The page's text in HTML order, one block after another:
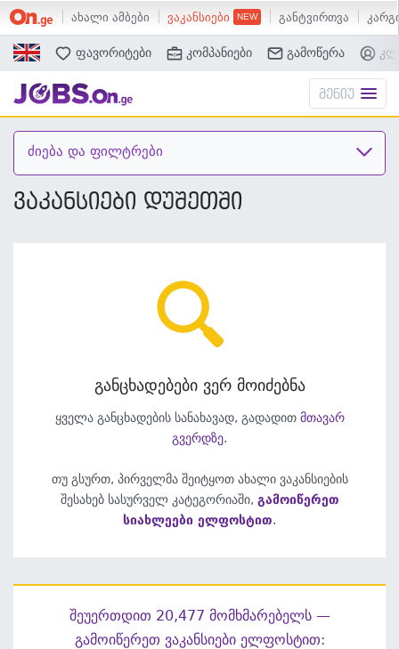
ახალი ამბები ვაკანსიები განტვირთვა
ძებნა
ფავორიტები კომპანიები გამოწერა
მენიუ
ძიება და ფილტრები
ვაკანსიები დუშეთში
განცხადებები ვერ მოიძებნა
ყველა განცხადების სანახავად, გადადით მთავარ
გვერდზე.
თუ გსურთ, პირველმა შეიტყოთ ახალი ვაკანსიების
შესახებ სასურველ კატეგორიაში, გამოიწერეთ
სიახლეები ელფოსტით.
შეუერთდით 20,477 მომხმარებელს —
გამოიწერეთ ვაკანსიები ელფოსტით: